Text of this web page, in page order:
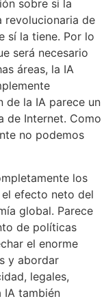
sobre si la
revolucionaria de
sí la tiene. Por lo
será necesario
áreas, la IA
de la IA parece un
de Internet. Como
no podemos
los
efecto neto del
global. Parece
de políticas
el enorme
y abordar
legales,
IA también